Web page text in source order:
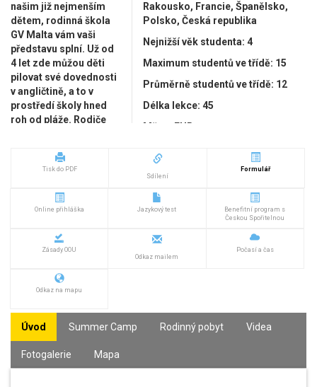
našim již nejmenším
dětem, rodinná škola
GV Malta vám vaši
představu splní. Už od
4 let zde můžou děti
pilovat své dovednosti
v angličtině, a to v
prostředí školy hned
roh od pláže. Rodiče
dospělé či jen buďte
úžasnou rodinnou
Maltě. A pro teenagery
10-17 let je připraven
s bohatými zážitky na
každý den!
Rakousko, Francie, Španělsko,
Polsko, Česká republika
Nejnižší věk studenta: 4
Maximum studentů ve třídě: 15
Průměrně studentů ve třídě: 12
Délka lekce: 45
Měna: EUR
Zodpovědná osoba: Jana
brno@alfa-agency.cz, telefon:
+420 777 778 990
Tisk do PDF
Sdílení
Formulář
Online přihláška Jazykový test
Benefitní program s
Českou Spořitelnou
Zásady OOU
Odkaz mailem
Počasí a čas
Odkaz na mapu
Úvod Summer Camp Rodinný pobyt Videa
Fotogalerie Mapa